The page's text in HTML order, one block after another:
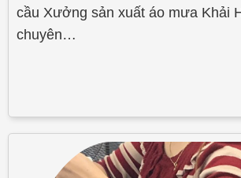
cầu Xưởng sản xuất áo mưa Khải
chuyên…